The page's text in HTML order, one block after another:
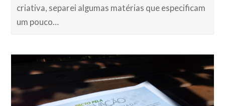
criativa, separei algumas matérias que especificam
um pouco…